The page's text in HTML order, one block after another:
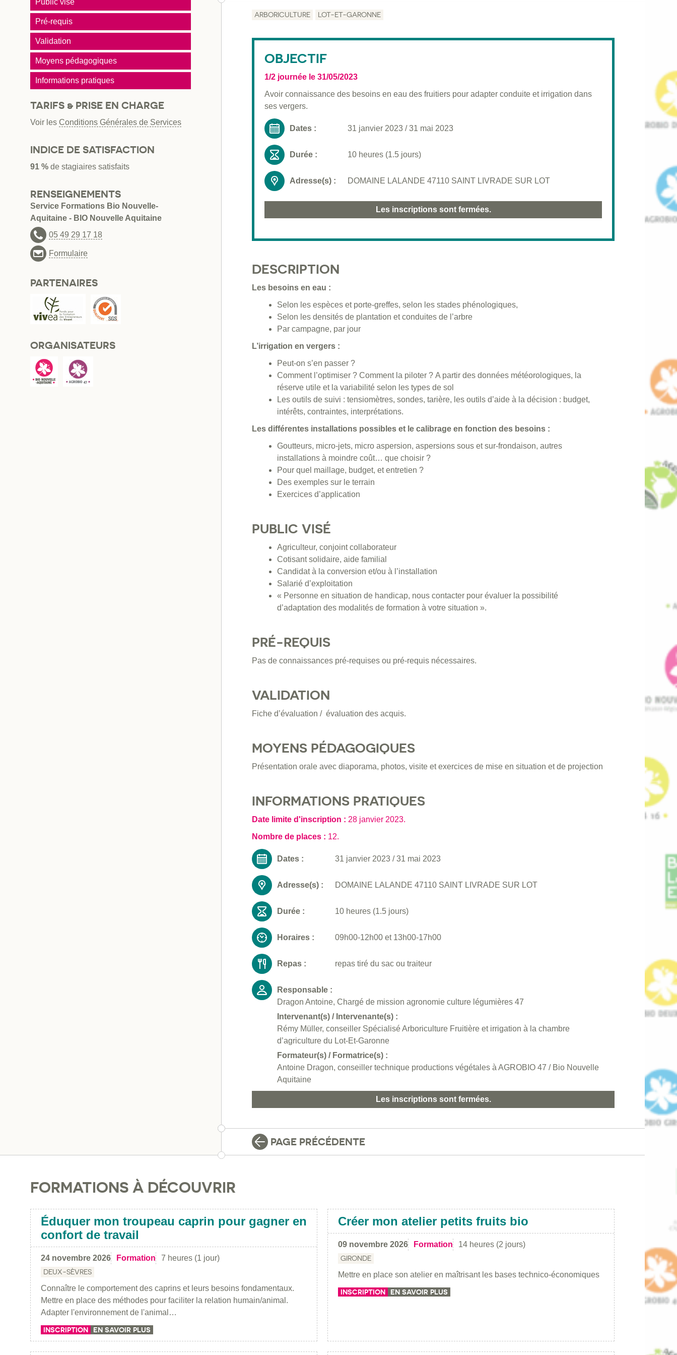
ARBORICULTURE LOT-ET-GARONNE
OBJECTIF
1/2 journée le 31/05/2023
Avoir connaissance des besoins en eau des fruitiers pour adapter conduite et irrigation dans
ses vergers.
Dates : 31 janvier 2023 /31 mai 2023
Durée : 10 heures (1.5 jours)
Adresse(s) : DOMAINE LALANDE 47110 SAINT LIVRADE SUR LOT
Les inscriptions sont fermées.
DESCRIPTION
Les besoins en eau :
Selon les espèces et porte-greffes, selon les stades phénologiques,
Selon les densités de plantation et conduites de l’arbre
Par campagne, par jour
L’irrigation en vergers :
Peut-on s’en passer ?
Comment l’optimiser ? Comment la piloter ? A partir des données météorologiques, la
réserve utile et la variabilité selon les types de sol
Les outils de suivi : tensiomètres, sondes, tarière, les outils d’aide à la décision : budget,
intérêts, contraintes, interprétations.
Les différentes installations possibles et le calibrage en fonction des besoins :
Goutteurs, micro-jets, micro aspersion, aspersions sous et sur-frondaison, autres
installations à moindre coût… que choisir ?
Pour quel maillage, budget, et entretien ?
Des exemples sur le terrain
Exercices d’application
PUBLIC VISÉ
Agriculteur, conjoint collaborateur
Cotisant solidaire, aide familial
Candidat à la conversion et/ou à l’installation
Salarié d’exploitation
« Personne en situation de handicap, nous contacter pour évaluer la possibilité
d’adaptation des modalités de formation à votre situation ».
PRÉ-REQUIS
Pas de connaissances pré-requises ou pré-requis nécessaires.
VALIDATION
Fiche d’évaluation / évaluation des acquis.
MOYENS PÉDAGOGIQUES
Présentation orale avec diaporama, photos, visite et exercices de mise en situation et de projection
INFORMATIONS PRATIQUES
Date limite d'inscription : 28 janvier 2023.
Nombre de places : 12.
Dates : 31 janvier 2023 /31 mai 2023
Adresse(s) : DOMAINE LALANDE 47110 SAINT LIVRADE SUR LOT
Durée : 10 heures (1.5 jours)
Horaires : 09h00-12h00 et 13h00-17h00
Repas : repas tiré du sac ou traiteur
Responsable :
Dragon Antoine, Chargé de mission agronomie culture légumières 47
Intervenant(s) / Intervenante(s) :
Rémy Müller, conseiller Spécialisé Arboriculture Fruitière et irrigation à la chambre
d’agriculture du Lot-Et-Garonne
Formateur(s) / Formatrice(s) :
Antoine Dragon, conseiller technique productions végétales à AGROBIO 47 / Bio Nouvelle
Aquitaine
Les inscriptions sont fermées.
PAGE PRÉCÉDENTE
Public visé
Pré-requis
Validation
Moyens pédagogiques
Informations pratiques
TARIFS & PRISE EN CHARGE
Voir les Conditions Générales de Services
INDICE DE SATISFACTION
91 % de stagiaires satisfaits
RENSEIGNEMENTS
Service Formations Bio Nouvelle-
Aquitaine - BIO Nouvelle Aquitaine
05 49 29 17 18
Formulaire
PARTENAIRES
ORGANISATEURS
FORMATIONS À DÉCOUVRIR
Éduquer mon troupeau caprin pour gagner en
confort de travail
24 novembre 2026 Formation 7 heures (1 jour)
DEUX-SÈVRES
Connaître le comportement des caprins et leurs besoins fondamentaux.
Mettre en place des méthodes pour faciliter la relation humain/animal.
Adapter l'environnement de l'animal…
INSCRIPTION EN SAVOIR PLUS
Créer mon atelier petits fruits bio
09 novembre 2026 Formation 14 heures (2 jours)
GIRONDE
Mettre en place son atelier en maîtrisant les bases technico-économiques
INSCRIPTION EN SAVOIR PLUS